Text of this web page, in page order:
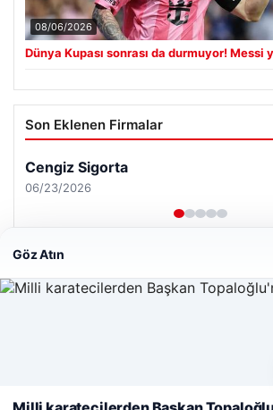
08/06/2026
Dünya Kupası sonrası da durmuyor! Messi
Son Eklenen Firmalar
Web sitemizi nasıl kullandığınızı daha iyi
Göz Atın